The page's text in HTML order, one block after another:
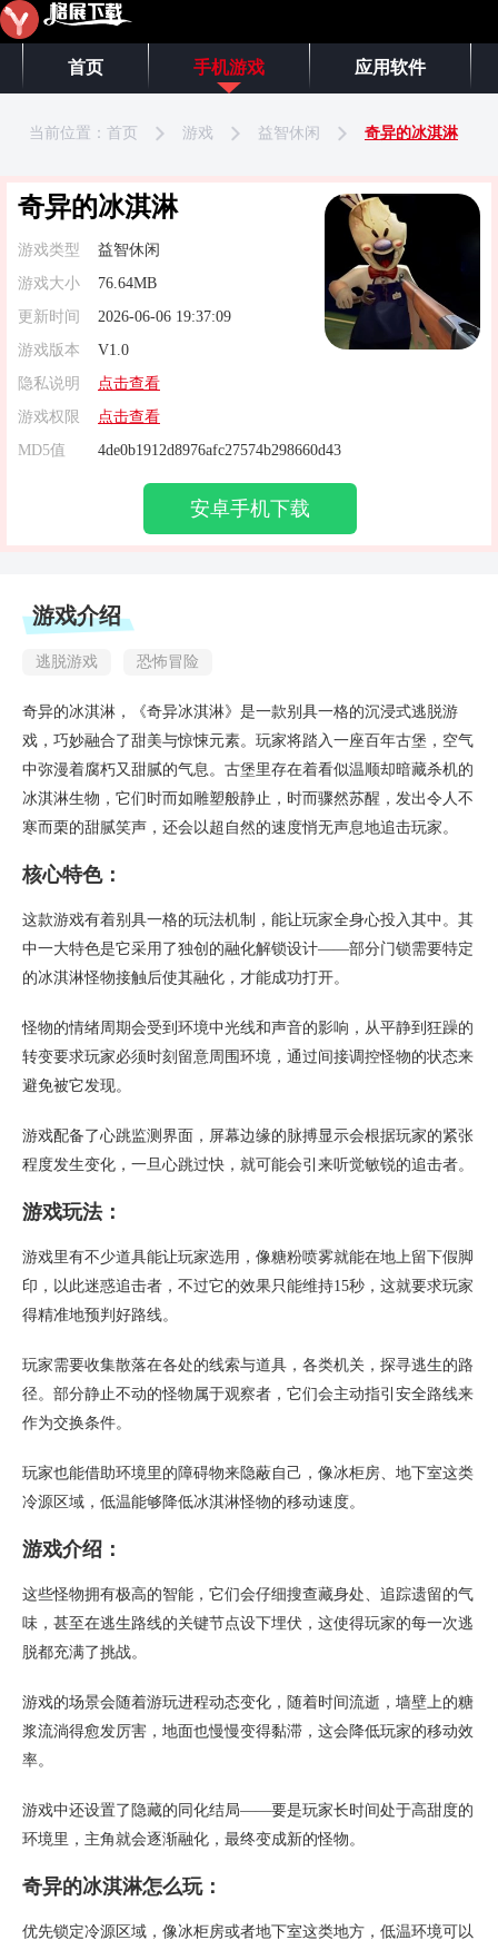
首页 手机游戏 应用软件
当前位置： 首页 游戏 益智休闲 奇异的冰淇淋
奇异的冰淇淋
游戏类型
益智休闲
游戏大小
76.64MB
更新时间
2026-06-06 19:37:09
游戏版本
V1.0
隐私说明
点击查看
游戏权限
点击查看
MD5值
4de0b1912d8976afc27574b298660d43
安卓手机下载
游戏介绍
逃脱游戏 恐怖冒险
奇异的冰淇淋，《奇异冰淇淋》是一款别具一格的沉浸式逃脱游
戏，巧妙融合了甜美与惊悚元素。玩家将踏入一座百年古堡，空气
中弥漫着腐朽又甜腻的气息。古堡里存在着看似温顺却暗藏杀机的
冰淇淋生物，它们时而如雕塑般静止，时而骤然苏醒，发出令人不
寒而栗的甜腻笑声，还会以超自然的速度悄无声息地追击玩家。
核心特色：
这款游戏有着别具一格的玩法机制，能让玩家全身心投入其中。其
中一大特色是它采用了独创的融化解锁设计——部分门锁需要特定
的冰淇淋怪物接触后使其融化，才能成功打开。
怪物的情绪周期会受到环境中光线和声音的影响，从平静到狂躁的
转变要求玩家必须时刻留意周围环境，通过间接调控怪物的状态来
避免被它发现。
游戏配备了心跳监测界面，屏幕边缘的脉搏显示会根据玩家的紧张
程度发生变化，一旦心跳过快，就可能会引来听觉敏锐的追击者。
游戏玩法：
游戏里有不少道具能让玩家选用，像糖粉喷雾就能在地上留下假脚
印，以此迷惑追击者，不过它的效果只能维持15秒，这就要求玩家
得精准地预判好路线。
玩家需要收集散落在各处的线索与道具，各类机关，探寻逃生的路
径。部分静止不动的怪物属于观察者，它们会主动指引安全路线来
作为交换条件。
玩家也能借助环境里的障碍物来隐蔽自己，像冰柜房、地下室这类
冷源区域，低温能够降低冰淇淋怪物的移动速度。
游戏介绍：
这些怪物拥有极高的智能，它们会仔细搜查藏身处、追踪遗留的气
味，甚至在逃生路线的关键节点设下埋伏，这使得玩家的每一次逃
脱都充满了挑战。
游戏的场景会随着游玩进程动态变化，随着时间流逝，墙壁上的糖
浆流淌得愈发厉害，地面也慢慢变得黏滞，这会降低玩家的移动效
率。
游戏中还设置了隐藏的同化结局——要是玩家长时间处于高甜度的
环境里，主角就会逐渐融化，最终变成新的怪物。
奇异的冰淇淋怎么玩：
优先锁定冷源区域，像冰柜房或者地下室这类地方，低温环境可以